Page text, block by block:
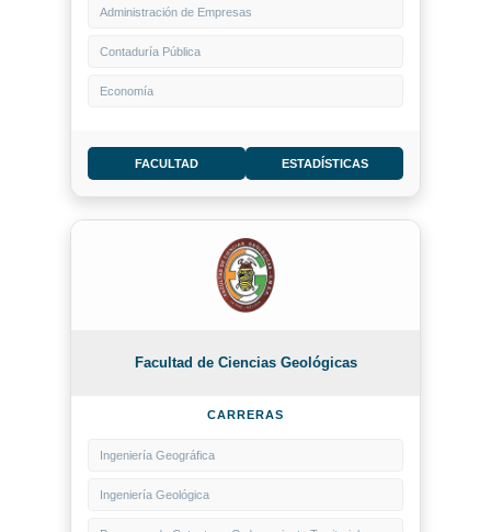
Administración de Empresas
Contaduría Pública
Economía
FACULTAD ESTADÍSTICAS
Facultad de Ciencias Geológicas
CARRERAS
Ingeniería Geográfica
Ingeniería Geológica